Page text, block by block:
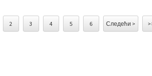
2 3 4 5 6 Следећи >